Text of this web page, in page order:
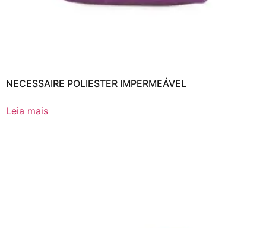
NECESSAIRE POLIESTER IMPERMEÁVEL
Leia mais